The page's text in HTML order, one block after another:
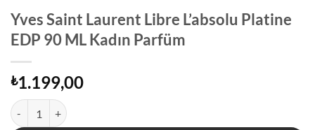
Yves Saint Laurent Libre L’absolu Platine
EDP 90 ML Kadın Parfüm
₺1.199,00
Yves Saint Laurent Libre L'absolu Platine EDP 90 ML Kadın Parfüm